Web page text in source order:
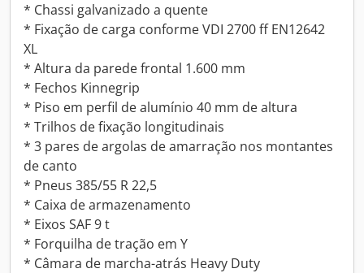
* Chassi galvanizado a quente
* Fixação de carga conforme VDI 2700 ff EN12642
XL
* Altura da parede frontal 1.600 mm
* Fechos Kinnegrip
* Piso em perfil de alumínio 40 mm de altura
* Trilhos de fixação longitudinais
* 3 pares de argolas de amarração nos montantes
de canto
* Pneus 385/55 R 22,5
* Caixa de armazenamento
* Eixos SAF 9 t
* Forquilha de tração em Y
* Câmara de marcha-atrás Heavy Duty